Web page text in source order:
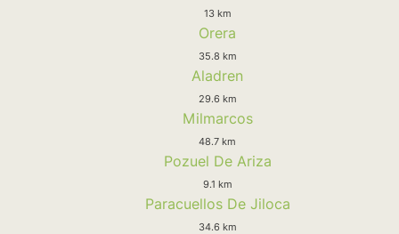
13 km
Orera
35.8 km
Aladren
29.6 km
Milmarcos
48.7 km
Pozuel De Ariza
9.1 km
Paracuellos De Jiloca
34.6 km